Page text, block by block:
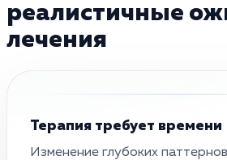
реалистичные
лечения
Терапия требует времени
Изменение глубоких